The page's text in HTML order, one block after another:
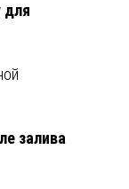
для
залива